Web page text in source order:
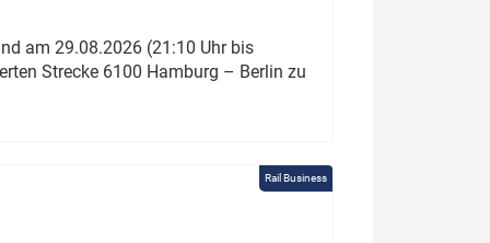
am 29.08.2026 (21:10 Uhr bis
Strecke 6100 Hamburg – Berlin zu
Rail Business